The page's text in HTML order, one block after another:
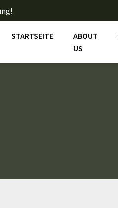
STARTSEITE
ABOUT
US